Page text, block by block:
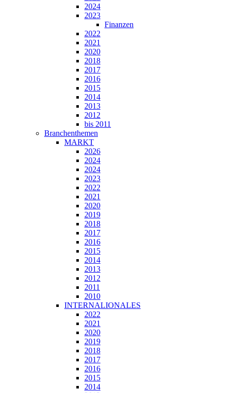
2024
2023
Finanzen
2022
2021
2020
2018
2017
2016
2015
2014
2013
2012
bis 2011
Branchenthemen
MARKT
2026
2024
2024
2023
2022
2021
2020
2019
2018
2017
2016
2015
2014
2013
2012
2011
2010
INTERNALIONALES
2022
2021
2020
2019
2018
2017
2016
2015
2014